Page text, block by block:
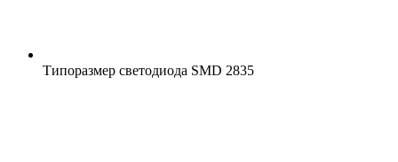
Типоразмер светодиода SMD 2835